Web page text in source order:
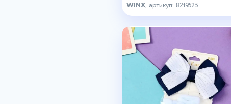
WINX , артикул: 8219525